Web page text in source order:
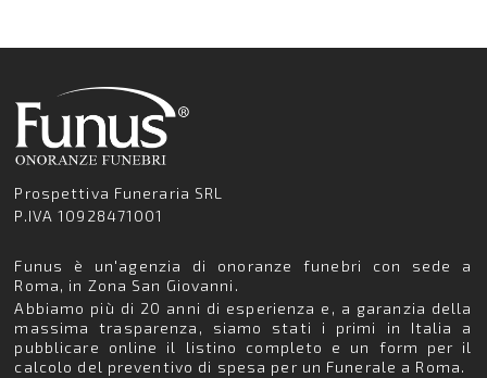
Prospettiva Funeraria SRL
P.IVA 10928471001
Funus è un'agenzia di onoranze funebri con sede a
Roma, in Zona San Giovanni.
Abbiamo più di 20 anni di esperienza e, a garanzia della
massima trasparenza, siamo stati i primi in Italia a
pubblicare online il listino completo e un form per il
calcolo del preventivo di spesa per un Funerale a Roma.